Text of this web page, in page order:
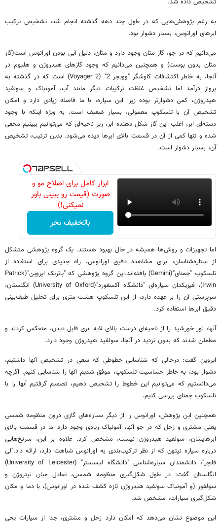
تشخیص داده شد.
به رغم پژوهش‌هایی که در طول چند دهه گذشته انجام شد، تشخیص ترکیب
ابرهای اورانوس، بسیار دشوار بود.
می‌دانیم که در جو، گاز متان وجود دارد و متان، دلیل آبی بودن اورانوس است(گاز
متان بدون بوست) و همچنین می‌دانیم که وجود گازهای هیدروژن و هلیوم در
آنجا، به خاطر اکتشافات کاوشگر "وویجر 2" (Voyager 2) است که در گذشته به
پرواز درآمد اما تشخیص غلظت ترکیبات دیگر مانند آب، آمونیاک و سولفید
هیدروژن، کمی دشوارتر بوده زیرا این سیاره، با ما فاصله زیادی دارد و امکان
تشخیص آن با تلسکوپ معمولی، بسیار ضعیف است. به ویژه اینکه با وجود
دسته‌ای ابر، اغلب این گاز شکل دهنده ابر، زیر ناحیه‌ای که می‌توانیم ببینیم مخفی
شده و تنها کمی از آن در قسمت بالای ابرها دیده می‌شود. بدین ترتیب، تشخیص
آن، بسیار دشوار است.
ابزار کامل برای اصلاح مو و
صورت (قیمت رو ببینی باور
نمیکنی!)
باتخفیف بخر
اما تجهیزات و روش‌ها همیشه در حال بهبود هستند. یک گروه پژوهشی متشکل
از ستاره‌شناسان، برای مشاهده دقیق اورانوس، راه جدیدی برای استفاده از
تلسکوپ "جمنای"(Gemini) یافته‌اند.این گروه پژوهشی که "پاتریک ایروین"(Patrick
Irwin)، فیزیکدان سیاره‌ای "دانشگاه آکسفورد"(University of Oxford) انگلستان،
سرپرستی آن را بر عهده دارد، از این تلسکوپ هشت متری برای تحلیل طیف‌بینی
دقیق ابرها استفاده کرد.
آنها، نور خورشید را از ناحیه‌ای درست بالای لایه ابری قابل دیدن، منعکس کردند و
مطمئن شدند که بدون تردید در آنجا، سولفید هیدروژن وجود دارد.
ایروین گفت: درحالی که شناسایی خطوطی که سعی در تشخیص آنها داشتیم،
دشوار بود، به خاطر حساسیت تلسکوپ، موفق شدیم آنها را شناسایی کنیم. اگرچه
می‌دانستیم که می‌توانیم این خطوط را تشخیص دهیم، تصمیم گرفتیم آنها را با
تلسکوپ جمنای بررسی کنیم.
همچنین این پژوهش، اورانوس را از دیگر سیاره‌های گازی درون منظومه شمسی
یعنی مشتری و زحل که در جو آنها، آمونیاک زیادی وجود دارد اما در قسمت بالای
ابرهایشان، سولفید هیدروژن نیست، مشخص کرد. علاوه بر این، سرنخ‌هایی
درباره سیاره نپتون که از نظر ترکیب‌بندی به اورانوس شباهت دارد، ارائه داد."لی
فلچر"، دانشمندان سیاره‌شناسی "دانشگاه لیسستر" (University of Leicester)
انگلستان گفت: در طول شکل‌گیری منظومه شمسی، تعادل میان نیتروژن و
سولفور (و آمونیاک سولفید هیدروژن تازه کشف شده در اورانوس)، با دما و مکان
شکل‌گیری سیارات، مشخص شد.
این موضوع نشان می‌دهد که امکان دارد زحل و مشتری، جدا از سیارات یخی